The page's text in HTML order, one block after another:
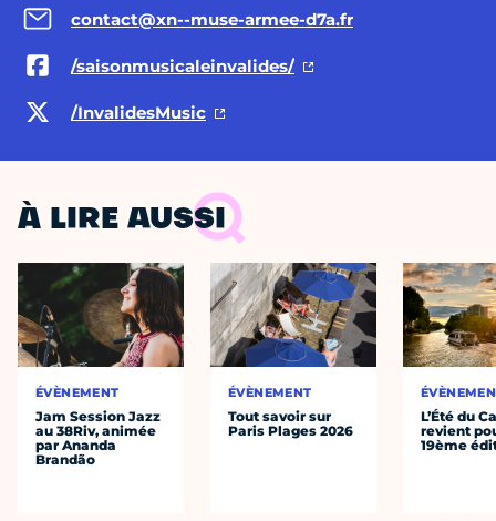
contact@xn--muse-armee-d7a.fr
/saisonmusicaleinvalides/
/InvalidesMusic
À LIRE AUSSI
ÉVÈNEMENT
Jam Session Jazz
au 38Riv, animée
par Ananda
Brandão
ÉVÈNEMENT
Tout savoir sur
Paris Plages 2026
L’Été du
revient
19ème